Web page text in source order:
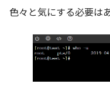
色々と気にする必要は